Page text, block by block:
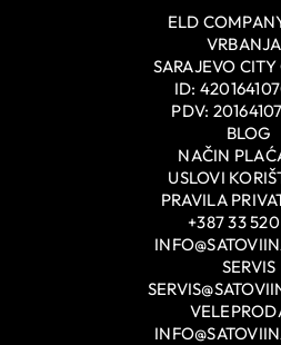
ELD
VRBANJA
SARAJEVO CITY
ID:
PDV:
BLOG
NAČIN
USLOVI
PRAVILA
+387 33
SERVIS